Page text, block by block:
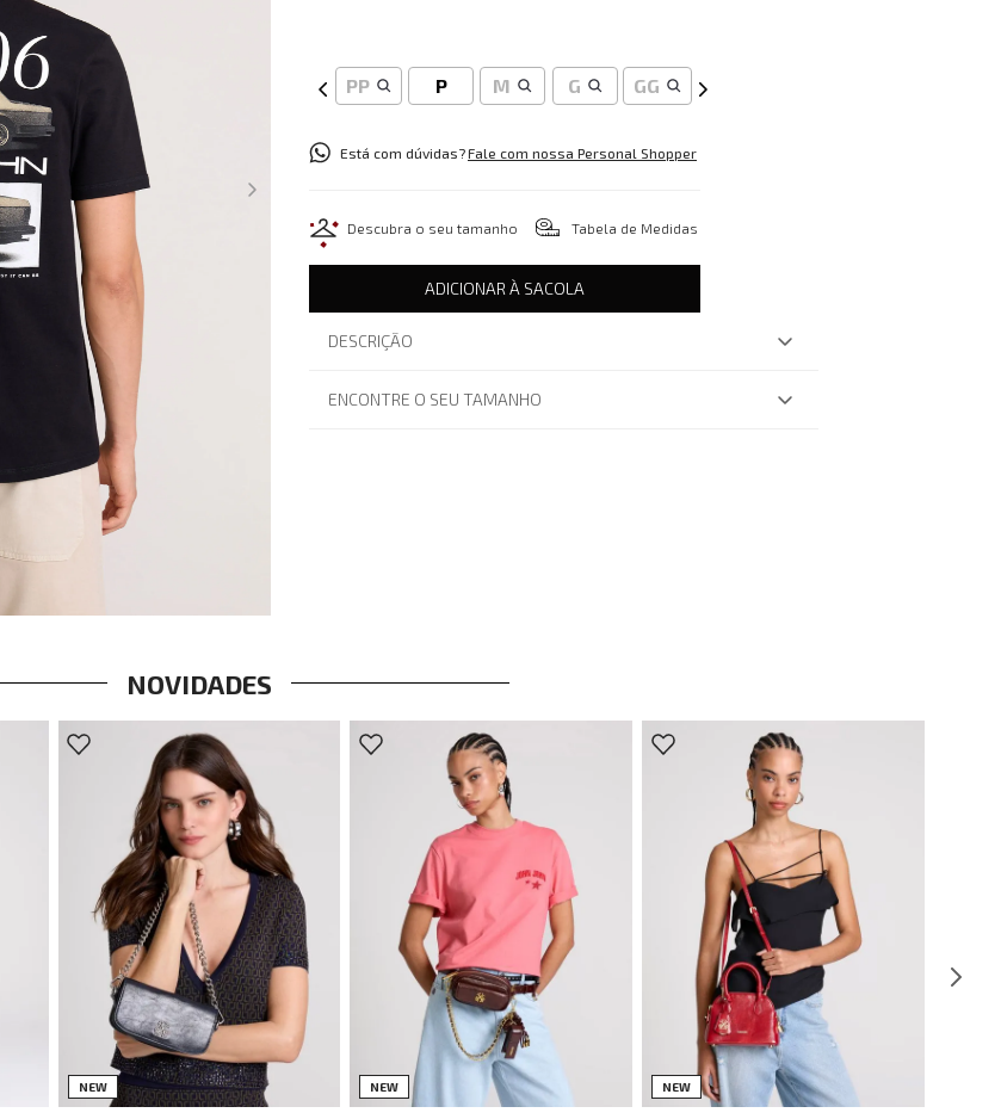
PP P M G GG
Está com dúvidas?Fale com nossa Personal Shopper
Descubra o seu tamanho Tabela de Medidas
ADICIONAR À SACOLA
DESCRIÇÃO
ENCONTRE O SEU TAMANHO
NOVIDADES
NEW UN NEW UN NEW UN